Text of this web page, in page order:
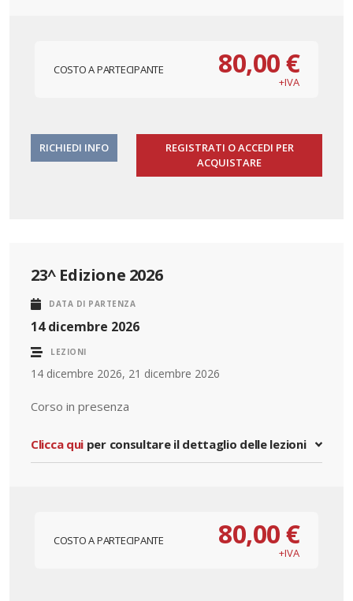
COSTO A PARTECIPANTE 80,00 €
+IVA
RICHIEDI INFO
REGISTRATI O ACCEDI PER
ACQUISTARE
23^ Edizione 2026
DATA DI PARTENZA
14 dicembre 2026
LEZIONI
14 dicembre 2026, 21 dicembre 2026
Corso in presenza
Clicca qui per consultare il dettaglio delle lezioni
COSTO A PARTECIPANTE 80,00 €
+IVA